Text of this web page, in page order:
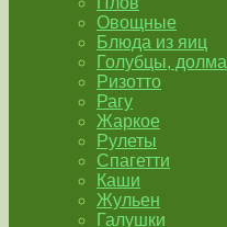
Овощные
Блюда из яиц
Голубцы, долма
Ризотто
Рагу
Жаркое
Рулеты
Спагетти
Каши
Жульен
Галушки